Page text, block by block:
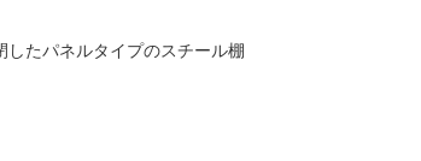
たパネルタイプのスチール棚